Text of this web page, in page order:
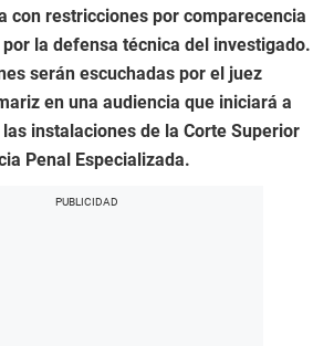
con restricciones por comparecencia
la defensa técnica del investigado.
serán escuchadas por el juez
en una audiencia que iniciará a
instalaciones de la Corte Superior
Penal Especializada.